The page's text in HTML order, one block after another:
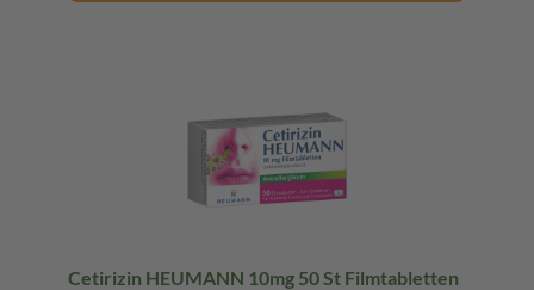
Cetirizin HEUMANN 10mg 50 St Filmtabletten